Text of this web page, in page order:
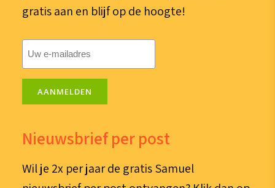
gratis aan en blijf op de hoogte!
AANMELDEN
Nieuwsbrief per post
Wil je 2x per jaar de gratis Samuel